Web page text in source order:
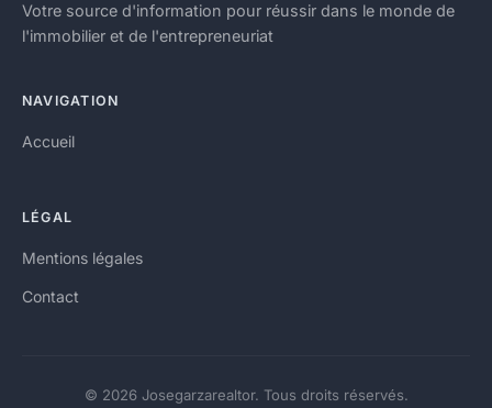
Votre source d'information pour réussir dans le monde de
l'immobilier et de l'entrepreneuriat
NAVIGATION
Accueil
LÉGAL
Mentions légales
Contact
© 2026 Josegarzarealtor. Tous droits réservés.